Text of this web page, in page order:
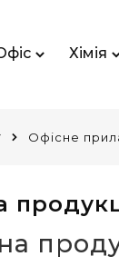
Хімія
Офісне